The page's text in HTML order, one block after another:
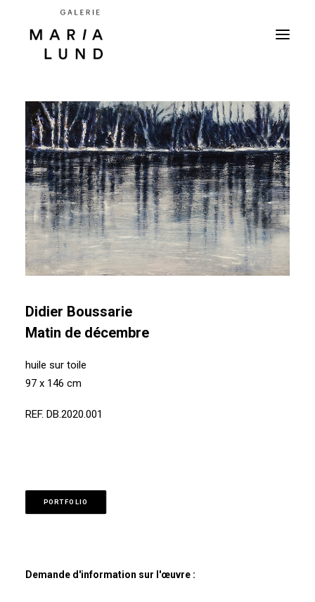
Didier Boussarie
Matin de décembre
huile sur toile
97 x 146 cm
REF. DB.2020.001
PORTFOLIO
Demande d'information sur l'œuvre :